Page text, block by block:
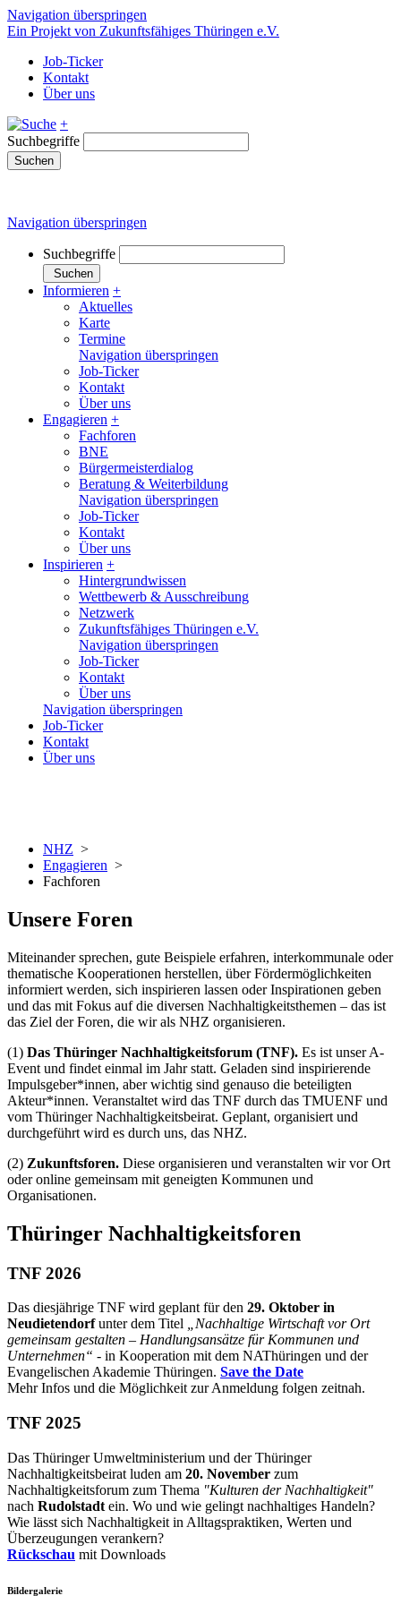
Navigation überspringen
Ein Projekt von Zukunftsfähiges Thüringen e.V.
Job-Ticker
Kontakt
Über uns
+
Suchbegriffe
Suchen
Navigation überspringen
Suchbegriffe
Suchen
Informieren +
Aktuelles
Karte
Termine
Navigation überspringen
Job-Ticker
Kontakt
Über uns
Engagieren +
Fachforen
BNE
Bürgermeisterdialog
Beratung & Weiterbildung
Navigation überspringen
Job-Ticker
Kontakt
Über uns
Inspirieren +
Hintergrundwissen
Wettbewerb & Ausschreibung
Netzwerk
Zukunftsfähiges Thüringen e.V.
Navigation überspringen
Job-Ticker
Kontakt
Über uns
Navigation überspringen
Job-Ticker
Kontakt
Über uns
NHZ >
Engagieren >
Fachforen
Unsere Foren
Miteinander sprechen, gute Beispiele erfahren, interkommunale oder
thematische Kooperationen herstellen, über Fördermöglichkeiten
informiert werden, sich inspirieren lassen oder Inspirationen geben
und das mit Fokus auf die diversen Nachhaltigkeitsthemen – das ist
das Ziel der Foren, die wir als NHZ organisieren.
(1) Das Thüringer Nachhaltigkeitsforum (TNF). Es ist unser A-
Event und findet einmal im Jahr statt. Geladen sind inspirierende
Impulsgeber*innen, aber wichtig sind genauso die beteiligten
Akteur*innen. Veranstaltet wird das TNF durch das TMUENF und
vom Thüringer Nachhaltigkeitsbeirat. Geplant, organisiert und
durchgeführt wird es durch uns, das NHZ.
(2) Zukunftsforen. Diese organisieren und veranstalten wir vor Ort
oder online gemeinsam mit geneigten Kommunen und
Organisationen.
Thüringer Nachhaltigkeitsforen
TNF 2026
Das diesjährige TNF wird geplant für den 29. Oktober in
Neudietendorfunter dem Titel
„Nachhaltige Wirtschaft vor Ort
gemeinsam gestalten – Handlungsansätze für Kommunen und
Unternehmen“ - in Kooperation mit dem NAThüringen und der
Evangelischen Akademie Thüringen. Save the Date
Mehr Infos und die Möglichkeit zur Anmeldung folgen zeitnah.
TNF 2025
Das Thüringer Umweltministerium und der Thüringer
Nachhaltigkeitsbeirat luden am 20. November zum
Nachhaltigkeitsforum zum Thema "Kulturen der Nachhaltigkeit"
nach Rudolstadt ein. Wo und wie gelingt nachhaltiges Handeln?
Wie lässt sich Nachhaltigkeit in Alltagspraktiken, Werten und
Überzeugungen verankern?
Rückschau mit Downloads
Bildergalerie